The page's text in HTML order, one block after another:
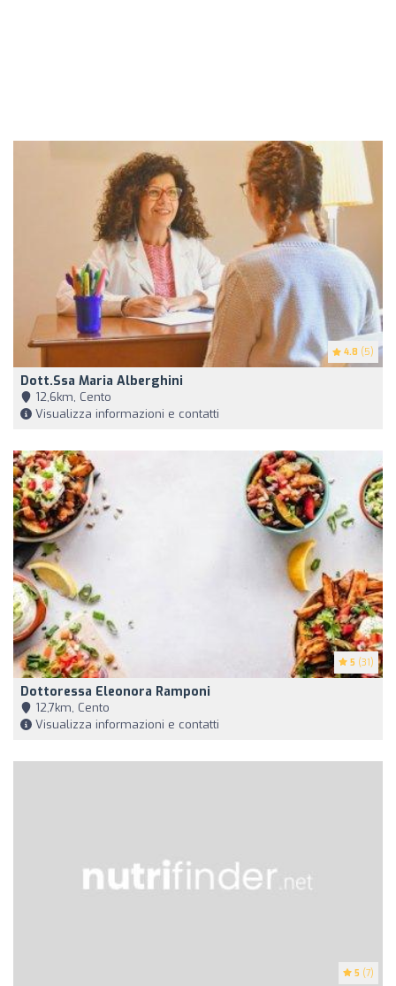
4.8 (5)
Dott.ssa Maria Alberghini
12,6km, Cento
Visualizza informazioni e contatti
5 (31)
Dottoressa Eleonora Ramponi
12,7km, Cento
Visualizza informazioni e contatti
5 (7)